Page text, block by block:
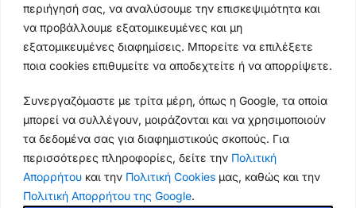
περιήγησή σας, να αναλύσουμε την επισκεψιμότητα και
να προβάλλουμε εξατομικευμένες και μη
εξατομικευμένες διαφημίσεις. Μπορείτε να επιλέξετε
ποια cookies επιθυμείτε να αποδεχτείτε ή να απορρίψετε.
Συνεργαζόμαστε με τρίτα μέρη, όπως η Google, τα οποία
μπορεί να συλλέγουν, μοιράζονται και να χρησιμοποιούν
τα δεδομένα σας για διαφημιστικούς σκοπούς. Για
περισσότερες πληροφορίες, δείτε την Πολιτική
Απορρήτου και την Πολιτική Cookies μας, καθώς και την
Πολιτική Απορρήτου της Google.
210 4929089
Κεντρικό τηλέφωνο
info@thikishop.gr
Δευ - Σάβ: 10:00 - 21:00
ΔΩΡΕΑΝ ΑΠΟΣΤΟΛΗ
για παραγγελίες άνω των 35€
Copyright 2025 Powered by ThikiShop.